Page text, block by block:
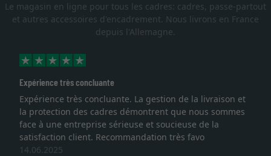
Le magasin en ligne pour tous les cadres: cadres, passe-partout
et autres accessoires d'encadrement. Nous livrons en France
depuis l'Allemagne.
Expérience très concluante
Expérience très concluante. La gestion de la livraison et
la protection des cadres démontrent que nous sommes
face à une entreprise sérieuse et soucieuse de la
satisfaction client. Recommandation très favo
14.06.2025